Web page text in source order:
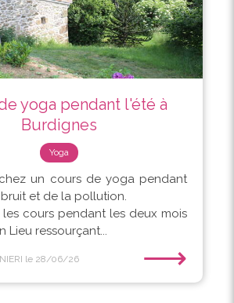
yoga pendant l'été à
Burdignes
Yoga
un cours de yoga pendant
et de la pollution.
les cours pendant les deux mois
Lieu ressourçant...
le 28/06/26 ⟶